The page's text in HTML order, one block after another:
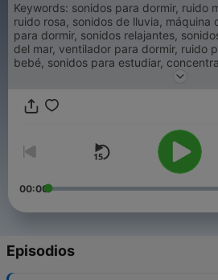
Keywords: sonidos para dormir, ruido
ruido rosa, sonidos de lluvia, máquina
para dormir, sonidos relajantes,
del mar, ventilador para dormir, ruido
bebé, sonidos para estudiar,
ansiedad, relajación, meditación, 10
ruido, sonidos calmantes
00:00
Episodios